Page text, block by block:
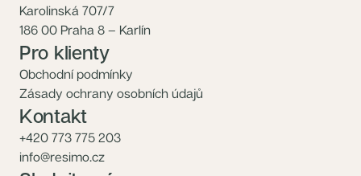
Karolinská 707/7
186 00 Praha 8 – Karlín
Pro klienty
Obchodní podmínky
Zásady ochrany osobních údajů
Kontakt
+420 773 775 203
info@resimo.cz